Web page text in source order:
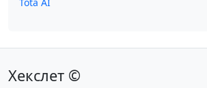
Хекслет ©